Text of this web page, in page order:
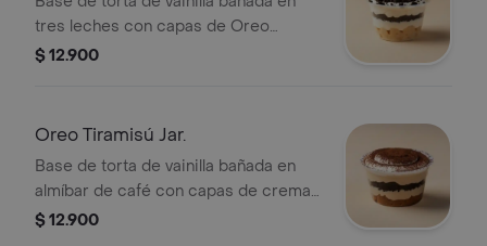
tres leches con capas de Oreo
triturada.
$ 12.900
Oreo Tiramisú Jar.
Base de torta de vainilla bañada en
almíbar de café con capas de crema
y Oreo triturada.
$ 12.900